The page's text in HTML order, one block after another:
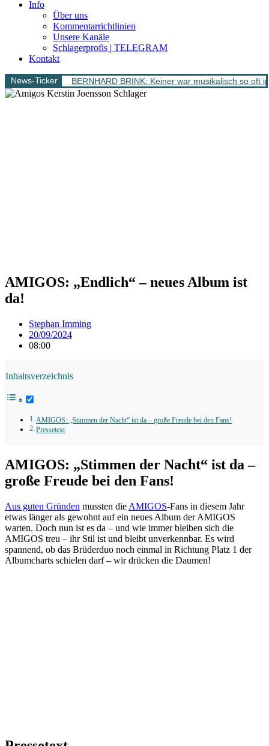
Info
Über uns
Kommentarrichtlinien
Unsere Kanäle
Schlagerprofis | TELEGRAM
Kontakt
News-Ticker BERNHARD BRINK: Keiner war musikalisch so oft
AMIGOS: „Endlich“ – neues Album ist
da!
Stephan Imming
20/09/2024
08:00
Inhaltsverzeichnis
AMIGOS: „Stimmen der Nacht“ ist da – große Freude bei den Fans!
Pressetext
AMIGOS: „Stimmen der Nacht“ ist da –
große Freude bei den Fans!
Aus guten Gründen mussten die AMIGOS-Fans in diesem Jahr
etwas länger als gewohnt auf ein neues Album der AMIGOS
warten. Doch nun ist es da – und wie immer bleiben sich die
AMIGOS treu – ihr Stil ist und bleibt unverkennbar. Es wird
spannend, ob das Brüderduo noch einmal in Richtung Platz 1 der
Albumcharts schielen darf – wir drücken die Daumen!